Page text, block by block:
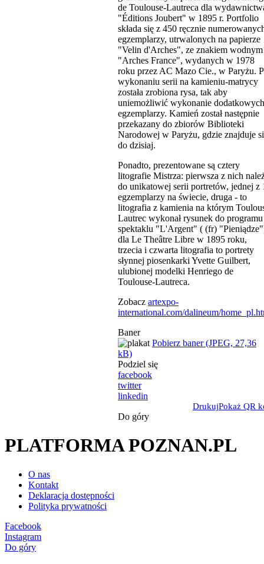
de Toulouse-Lautreca dla
"Éditions Joubert" w 1895 r. Portfolio
składa się z 450 ręcznie
egzemplarzy, utrwalonych na papierze
"Velin d'Arches", ze znakiem wodnym
"Arches France", wydanych w 1978
roku przez AC Mazo Cie., w Paryżu.
wykonaniu serii na kamieniu-matrycy
została zrobiona rysa, tak aby
uniemożliwić wykonanie dodatkowych
egzemplarzy. Kamień został następnie
przekazany do zbiorów Biblioteki
Narodowej w Paryżu, gdzie znajduje
do dzisiaj.
Ponadto, prezentowane są cztery
litografie Mistrza: pierwsza z nich
do unikatowej serii portretów, jednej z
egzemplarzy na świecie, druga - to
litografia z kamienia na którym
Lautrec wykonał rysunek do programu
spektaklu "L'Argent" ( (fr)
dla Le Theâtre Libre w 1895 roku,
trzecia i czwarta litografia to portrety
słynnej piosenkarki Yvette Guilbert,
ulubionej modelki Henriego de
Toulouse-Lautreca.
Zobacz artexpo-
international.com/dalineum/
Baner
Pobierz baner (JPEG, 27,36
kB)
Podziel się
facebook
twitter
linkedin
DrukujPokaż QR
Do góry
PLATFORMA POZNAN.PL
O nas
Kontakt
Deklaracja dostępności
Polityka prywatności
Facebook
Instagram
Do góry